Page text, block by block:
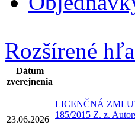
Rozšírené
Dátum
zverejnenia
23.06.2026
LICENČNÁ
185/2015 Z. z.